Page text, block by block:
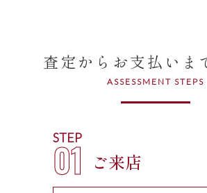
査定からお支払いま
ASSESSMENT STEPS
STEP
01 ご来店